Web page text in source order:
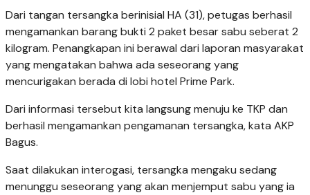
Dari tangan tersangka berinisial HA (31), petugas berhasil
mengamankan barang bukti 2 paket besar sabu seberat 2
kilogram. Penangkapan ini berawal dari laporan masyarakat
yang mengatakan bahwa ada seseorang yang
mencurigakan berada di lobi hotel Prime Park.
Dari informasi tersebut kita langsung menuju ke TKP dan
berhasil mengamankan pengamanan tersangka, kata AKP
Bagus.
Saat dilakukan interogasi, tersangka mengaku sedang
menunggu seseorang yang akan menjemput sabu yang ia